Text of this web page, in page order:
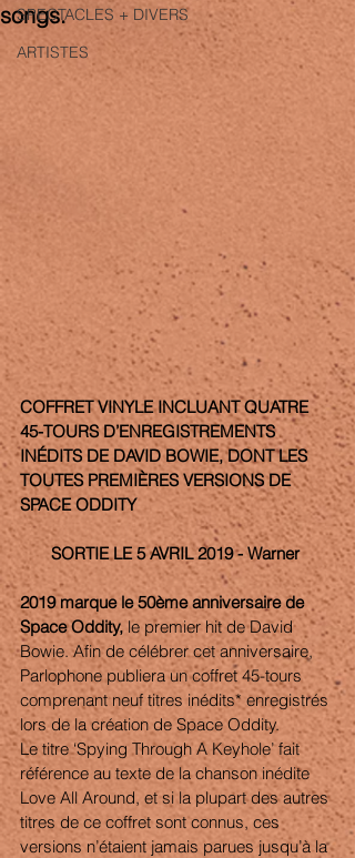
SPECTACLES + DIVERS
ARTISTES
songs.
COFFRET VINYLE INCLUANT QUATRE
45-TOURS D’ENREGISTREMENTS
INÉDITS DE DAVID BOWIE, DONT LES
TOUTES PREMIÈRES VERSIONS DE
SPACE ODDITY
SORTIE LE 5 AVRIL 2019 - Warner
2019 marque le 50ème anniversaire de
Space Oddity, le premier hit de David
Bowie. Afin de célébrer cet anniversaire,
Parlophone publiera un coffret 45-tours
comprenant neuf titres inédits* enregistrés
lors de la création de Space Oddity.
Le titre ‘Spying Through A Keyhole’ fait
référence au texte de la chanson inédite
Love All Around, et si la plupart des autres
titres de ce coffret sont connus, ces
versions n’étaient jamais parues jusqu’à la